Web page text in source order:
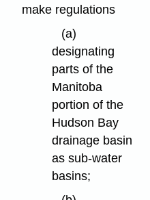
make regulations
(a)
designating
parts of the
Manitoba
portion of the
Hudson Bay
drainage basin
as sub-water
basins;